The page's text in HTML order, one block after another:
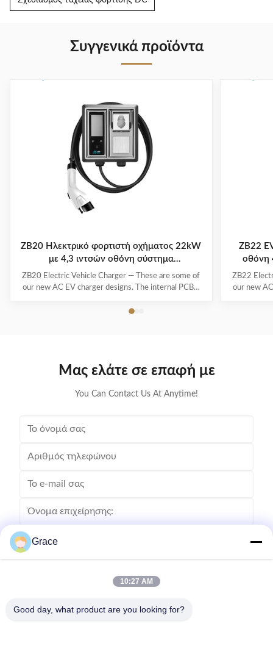
Συνολικές
< 4,8 κιλά
Προστασία
Τύπος A+DC6mA ((CN, ΕΕ) /CCID20 ((ΗΠΑ)
Συγγενικά προϊόντα
ZB20 Ηλεκτρικό φορτιστή οχήματος 22kW
με 4,3 ιντσών οθόνη σύστημα
εξισορρόπησης φορτίου
ZB20 Electric Vehicle Charger — These are some of
our new AC EV charger designs. The internal PCBA
only the exteriors/enclosures are new, and they’re
ZB22
οθόνη
ZB22
our new
Μας ελάτε σε επαφή με
You Can Contact Us At Anytime!
Στείλετε
Grace
10:27 AM
Good day, what product are you looking for?